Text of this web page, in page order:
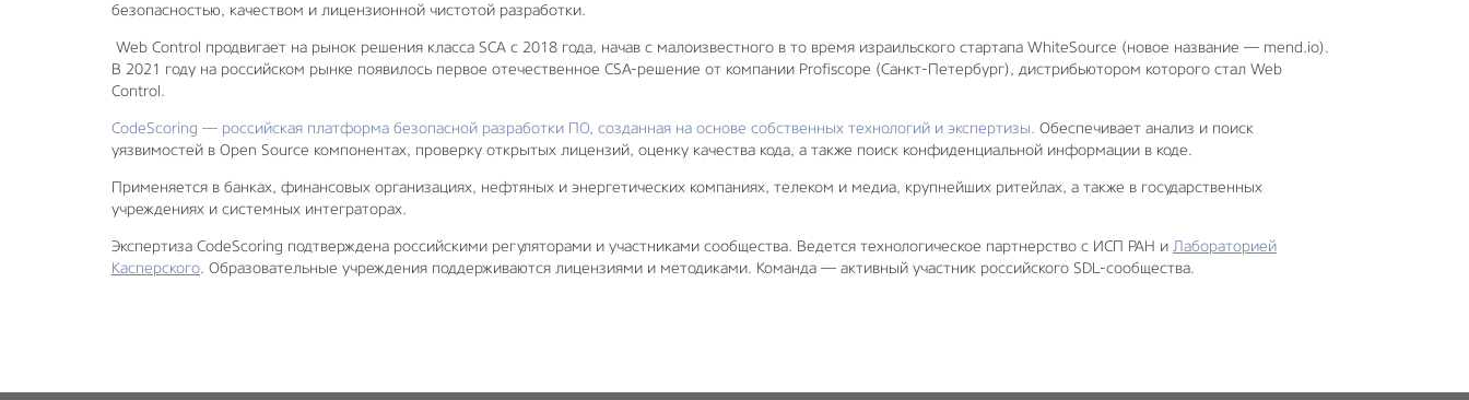
безопасностью, качеством и лицензионной чистотой разработки.
Web Control продвигает на рынок решения класса SCA с 2018 года, начав с малоизвестного в то время израильского стартапа WhiteSource (новое название — mend.io).
В 2021 году на российском рынке появилось первое отечественное CSA-решение от компании Profiscope (Санкт-Петербург), дистрибьютором которого стал Web
Control.
CodeScoring — российская платформа безопасной разработки ПО, созданная на основе собственных технологий и экспертизы Обеспечивает анализ и поиск
уязвимостей в Open Source компонентах, проверку открытых лицензий, оценку качества кода, а также поиск конфиденциальной информации в коде.
Применяется в банках, финансовых организациях, нефтяных и энергетических компаниях, телеком и медиа, крупнейших ритейлах, а также в государственных
учреждениях и системных интеграторах.
Экспертиза CodeScoring подтверждена российскими регуляторами и участниками сообщества. Ведется технологическое партнерство с ИСП РАН и Лабораторией
Касперского. Образовательные учреждения поддерживаются лицензиями и методиками. Команда — активный участник российского SDL-сообщества.